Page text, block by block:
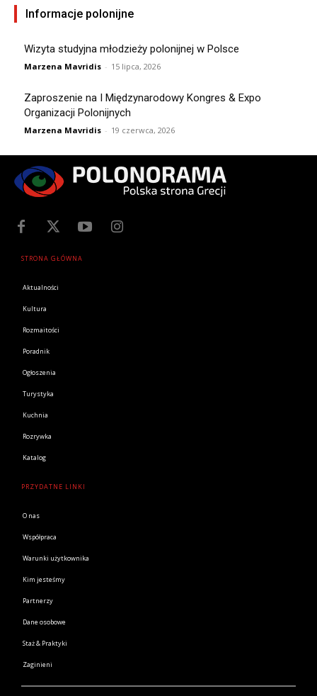
Informacje polonijne
Wizyta studyjna młodzieży polonijnej w Polsce
Marzena Mavridis - 15 lipca, 2026
Zaproszenie na I Międzynarodowy Kongres & Expo
Organizacji Polonijnych
Marzena Mavridis - 19 czerwca, 2026
STRONA GŁÓWNA
Aktualności
Kultura
Rozmaitości
Poradnik
Ogłoszenia
Turystyka
Kuchnia
Rozrywka
Katalog
PRZYDATNE LINKI
O nas
Współpraca
Warunki użytkownika
Kim jesteśmy
Partnerzy
Dane osobowe
Staż & Praktyki
Zaginieni